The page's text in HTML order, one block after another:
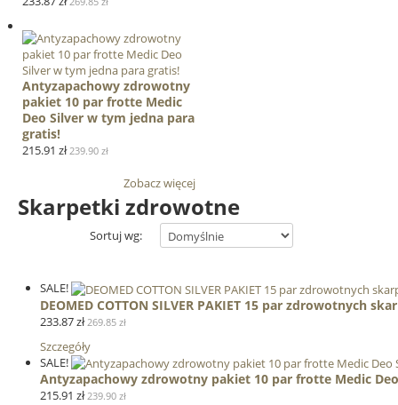
Antyzapachowy zdrowotny
pakiet 10 par frotte Medic
Deo Silver w tym jedna para
gratis!
215.91 zł239.90 zł
Zobacz więcej
Skarpetki zdrowotne
Sortuj wg:
SALE!
DEOMED COTTON SILVER PAKIET 15 par zdrowotnych
233.87 zł 269.85 zł
Szczegóły
SALE!
Antyzapachowy zdrowotny pakiet 10 par frotte Medic
215.91 zł239.90 zł